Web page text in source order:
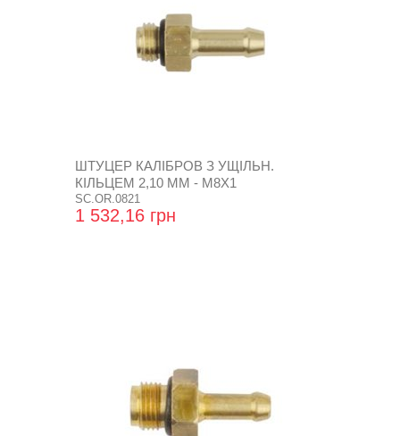
ШТУЦЕР КАЛІБРОВ З УЩІЛЬН.
КІЛЬЦЕМ 2,10 ММ - М8Х1
SC.OR.0821
1 532,16 грн